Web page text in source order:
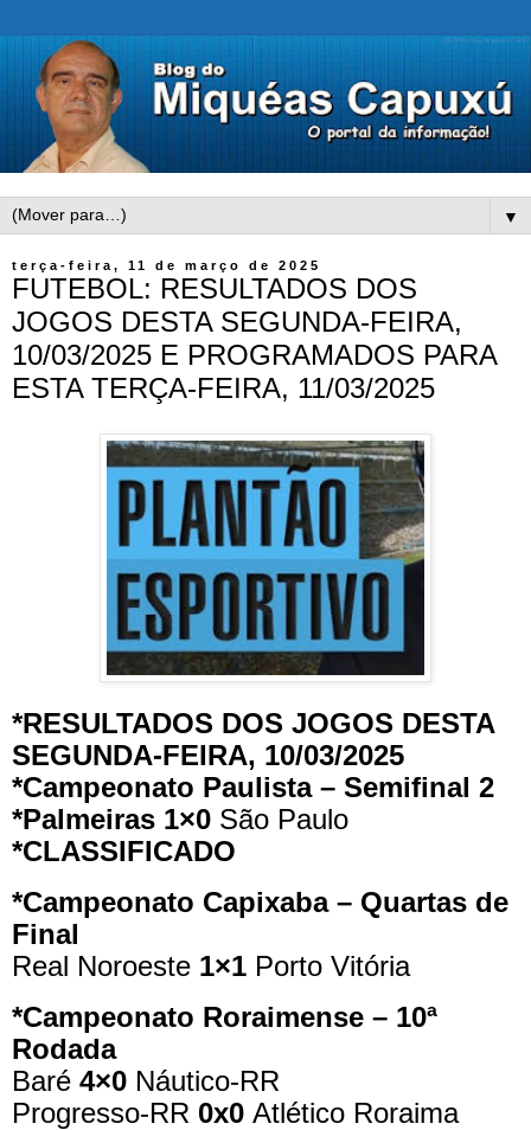
▼
terça-feira, 11 de março de 2025
FUTEBOL: RESULTADOS DOS
JOGOS DESTA SEGUNDA-FEIRA,
10/03/2025 E PROGRAMADOS PARA
ESTA TERÇA-FEIRA, 11/03/2025
*RESULTADOS DOS JOGOS DESTA
SEGUNDA-FEIRA, 10/03/2025
*Campeonato Paulista – Semifinal 2
*Palmeiras 1×0 São Paulo
*CLASSIFICADO
*Campeonato Capixaba – Quartas de
Final
Real Noroeste 1×1 Porto Vitória
*Campeonato Roraimense – 10ª
Rodada
Baré 4×0 Náutico-RR
Progresso-RR 0x0 Atlético Roraima